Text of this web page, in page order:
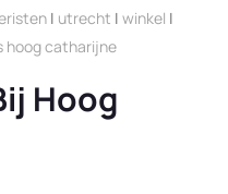
| utrecht | winkel |
hoog catharijne
Hoog